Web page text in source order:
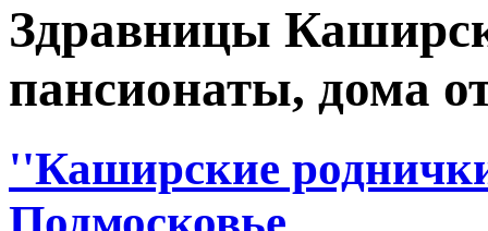
Здравницы
пансионаты, дома
''Каширские